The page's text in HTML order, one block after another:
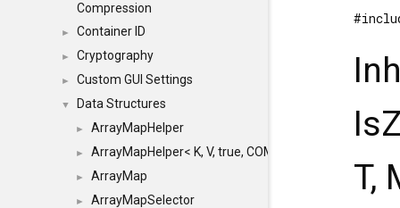
Compression
► Container ID
► Cryptography
► Custom GUI Settings
▼ Data Structures
► ArrayMapHelper
► ArrayMapHelper< K, V, true, COMPARE, ARRAY >
► ArrayMap
► ArrayMapSelector
T,